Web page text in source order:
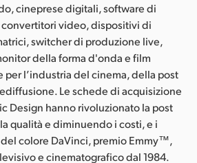
cineprese digitali, software di
video, dispositivi di
switcher di produzione live,
della forma d'onda e film
per l’industria del cinema, della post
Le schede di acquisizione
Design hanno rivoluzionato la post
qualità e diminuendo i costi, e i
colore DaVinci, premio Emmy™,
e cinematografico dal 1984.